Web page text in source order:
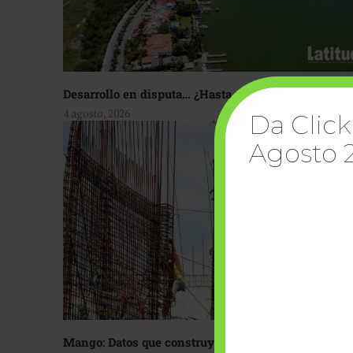
Desarrollo en disputa… ¿Hasta dónde crecer?
4 agosto, 2026
Mango: Datos que construyen confianza
Da
Agosto